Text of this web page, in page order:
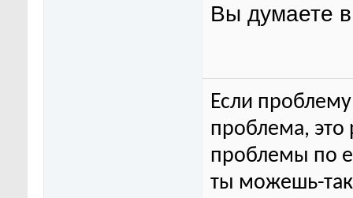
Вы думаете
Если
проблема, это
проблемы по
ты можешь-